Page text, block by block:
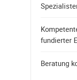
fundierter
Beratung